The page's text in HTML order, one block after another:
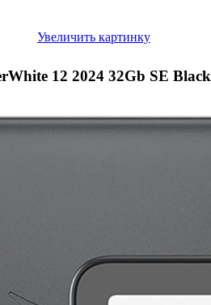
Увеличить картинку
12 2024 32Gb SE Black